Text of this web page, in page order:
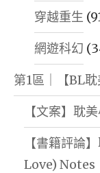
穿越重生
網遊科幻
第1區｜【BL
【文案】耽
【書籍評論
Love) Notes